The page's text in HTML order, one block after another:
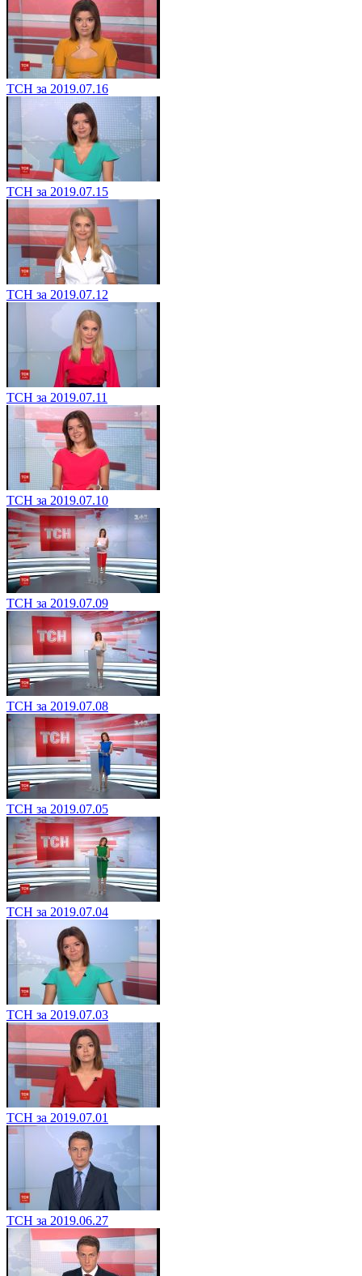
ТСН за 2019.07.16
ТСН за 2019.07.15
ТСН за 2019.07.12
ТСН за 2019.07.11
ТСН за 2019.07.10
ТСН за 2019.07.09
ТСН за 2019.07.08
ТСН за 2019.07.05
ТСН за 2019.07.04
ТСН за 2019.07.03
ТСН за 2019.07.01
ТСН за 2019.06.27